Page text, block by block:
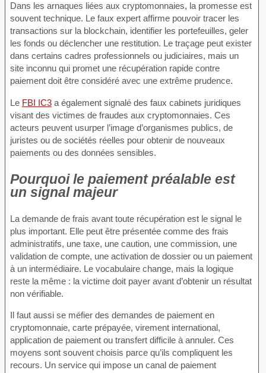
Dans les arnaques liées aux cryptomonnaies, la promesse est
souvent technique. Le faux expert affirme pouvoir tracer les
transactions sur la blockchain, identifier les portefeuilles, geler
les fonds ou déclencher une restitution. Le traçage peut exister
dans certains cadres professionnels ou judiciaires, mais un
site inconnu qui promet une récupération rapide contre
paiement doit être considéré avec une extrême prudence.
Le FBI IC3 a également signalé des faux cabinets juridiques
visant des victimes de fraudes aux cryptomonnaies. Ces
acteurs peuvent usurper l’image d’organismes publics, de
juristes ou de sociétés réelles pour obtenir de nouveaux
paiements ou des données sensibles.
Pourquoi le paiement préalable est
un signal majeur
La demande de frais avant toute récupération est le signal le
plus important. Elle peut être présentée comme des frais
administratifs, une taxe, une caution, une commission, une
validation de compte, une activation de dossier ou un paiement
à un intermédiaire. Le vocabulaire change, mais la logique
reste la même : la victime doit payer avant d’obtenir un résultat
non vérifiable.
Il faut aussi se méfier des demandes de paiement en
cryptomonnaie, carte prépayée, virement international,
application de paiement ou transfert difficile à annuler. Ces
moyens sont souvent choisis parce qu’ils compliquent les
recours. Un service qui impose un canal de paiement